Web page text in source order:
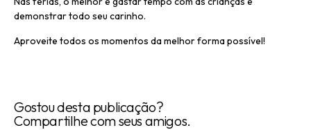
demonstrar todo seu carinho.
Aproveite todos os momentos da melhor forma possível!
Gostou desta publicação?
Compartilhe com seus amigos.